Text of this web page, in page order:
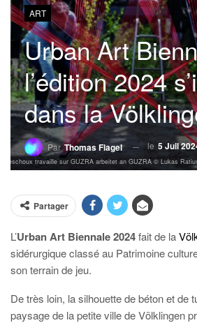
ART
Urban Art
l’édition 2024
dans la
Par Thomas Flagel le 5 Juil
Preschoux travaille sur GUZRA arbeitet an GUZRA © Lukas
Partager
L’Urban Art Biennale 2024fait de la
sidérurgique classé au Patrimoine
son terrain de jeu.
De très loin, la silhouette de béton et de
paysage de la petite ville de Völklingen